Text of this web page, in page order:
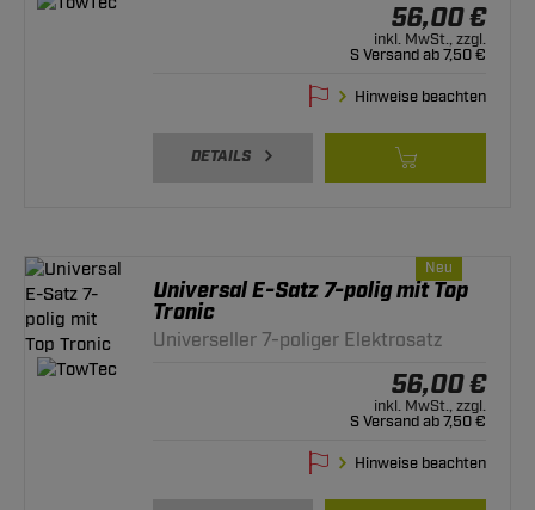
56,00 €
inkl. MwSt., zzgl.
S Versand ab 7,50 €
Hinweise beachten
DETAILS
Neu
Universal E-Satz 7-polig mit Top
Tronic
Universeller 7-poliger Elektrosatz
56,00 €
inkl. MwSt., zzgl.
S Versand ab 7,50 €
Hinweise beachten